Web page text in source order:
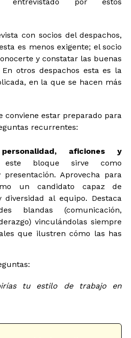
con socios del despachos,
es menos exigente; el socio
y constatar las buenas
otros despachos esta es la
en la que se hacen más
conviene estar preparado para
recurrentes:
aficiones y
bloque sirve como
presentación. Aprovecha para
un candidato capaz de
al equipo. Destaca
blandas (comunicación,
vinculándolas siempre
que ilustren cómo las has
tu estilo de trabajo en